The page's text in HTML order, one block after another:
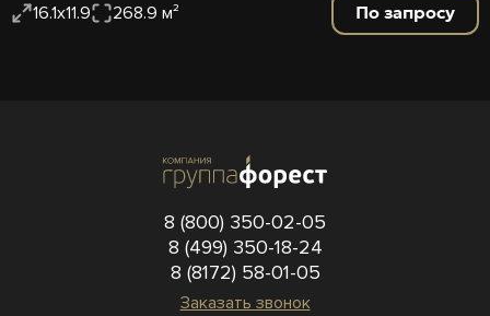
16.1x11.9 268.9 м² По запросу
8 (800) 350-02-05
8 (499) 350-18-24
8 (8172) 58-01-05
Заказать звонок